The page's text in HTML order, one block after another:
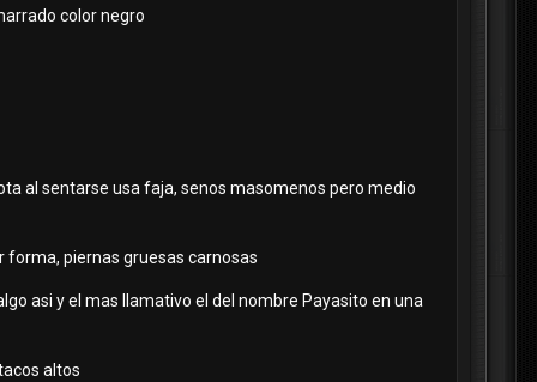
color negro
al sentarse usa faja, senos masomenos pero medio
forma, piernas gruesas carnosas
asi y el mas llamativo el del nombre Payasito en una
altos